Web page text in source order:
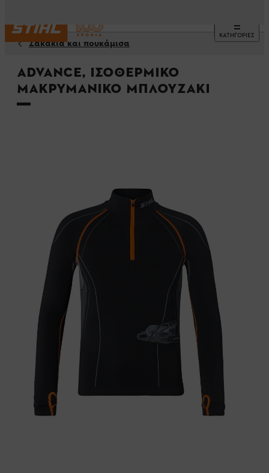
ΚΑΤΗΓΟΡΙΕΣ
Σακάκια και πουκάμισα
ADVANCE, Ισοθερμικό
μακρυμάνικο μπλουζάκι